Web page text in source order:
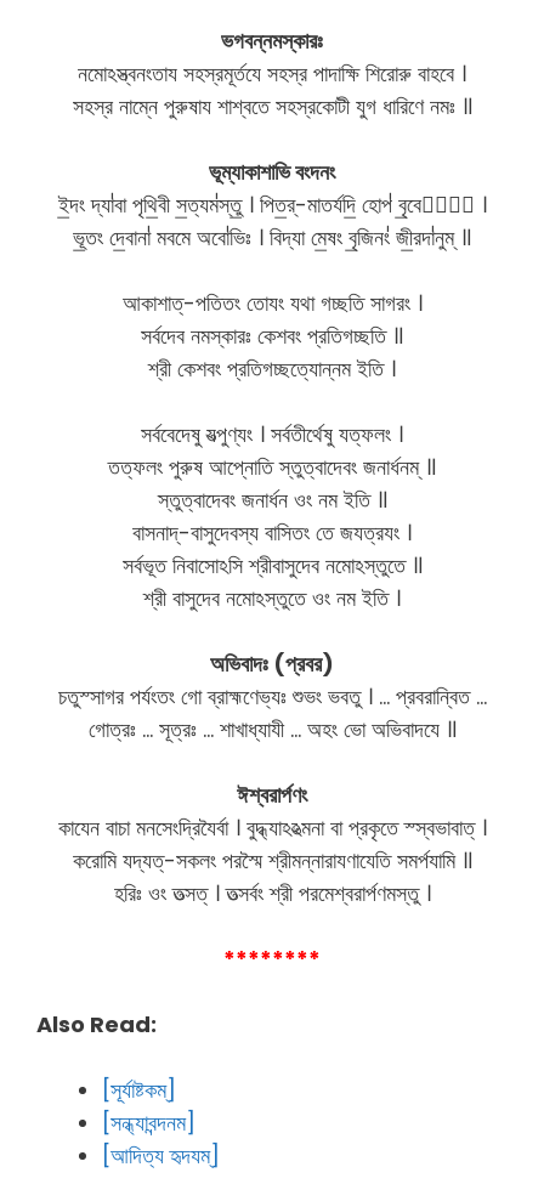
ভগবন্নমস্কারঃ
নমোঽস্ত্বনংতায সহস্রমূর্তযে সহস্র পাদাক্ষি শিরোরু বাহবে ।
সহস্র নাম্নে পুরুষায শাশ্বতে সহস্রকোটী যুগ ধারিণে নমঃ ॥
ভূম্যাকাশাভি বংদনং
ই॒দং দ্যা॑বা পৃথি॒বী স॒ত্যম॑স্তু॒ । পিত॒র্-মাতর্যদি॒ হোপ॑ বৃ॒বেবাং᳚ ।
ভূ॒তং দে॒বানা॑ মবমে অবো॑ভিঃ । বিদ্যা মে॒ষং বৃ॒জিনং॑ জী॒রদা॑নুম্ ॥
আকাশাত্-পতিতং তোযং যথা গচ্ছতি সাগরং ।
সর্বদেব নমস্কারঃ কেশবং প্রতিগচ্ছতি ॥
শ্রী কেশবং প্রতিগচ্ছত্যোন্নম ইতি ।
সর্ববেদেষু যত্পুণ্যং । সর্বতীর্থেষু যত্ফলং ।
তত্ফলং পুরুষ আপ্নোতি স্তুত্বাদেবং জনার্ধনম্ ॥
স্তুত্বাদেবং জনার্ধন ওং নম ইতি ॥
বাসনাদ্-বাসুদেবস্য বাসিতং তে জযত্রযং ।
সর্বভূত নিবাসোঽসি শ্রীবাসুদেব নমোঽস্তুতে ॥
শ্রী বাসুদেব নমোঽস্তুতে ওং নম ইতি ।
অভিবাদঃ (প্রবর)
চতুস্সাগর পর্যংতং গো ব্রাহ্মণেভ্যঃ শুভং ভবতু । … প্রবরান্বিত …
গোত্রঃ … সূত্রঃ … শাখাধ্যাযী … অহং ভো অভিবাদযে ॥
ঈশ্বরার্পণং
কাযেন বাচা মনসেংদ্রিযৈর্বা । বুদ্ধ্যাঽঽত্মনা বা প্রকৃতে স্স্বভাবাত্ ।
করোমি যদ্যত্-সকলং পরস্মৈ শ্রীমন্নারাযণাযেতি সমর্পযামি ॥
হরিঃ ওং তত্সত্ । তত্সর্বং শ্রী পরমেশ্বরার্পণমস্তু ।
********
Also Read:
[সূর্যাষ্টকম্]
[সন্ধ্যাবন্দনম]
[আদিত্য হৃদযম্]